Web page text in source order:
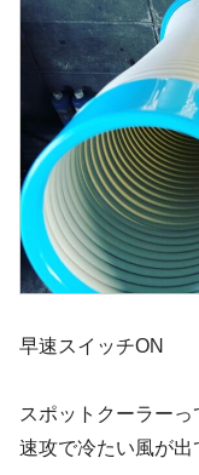
早速スイッチON
スポットクーラーっ
速攻で冷たい風が出